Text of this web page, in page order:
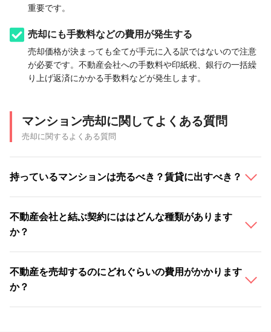
重要です。
売却にも手数料などの費用が発生する
売却価格が決まっても全てが手元に入る訳ではないので注意
が必要です。不動産会社への手数料や印紙税、銀行の一括繰
り上げ返済にかかる手数料などが発生します。
マンション売却に関してよくある質問
売却に関するよくある質問
持っているマンションは売るべき？賃貸に出すべき？
不動産会社と結ぶ契約にははどんな種類があります
か？
不動産を売却するのにどれぐらいの費用がかかります
か？